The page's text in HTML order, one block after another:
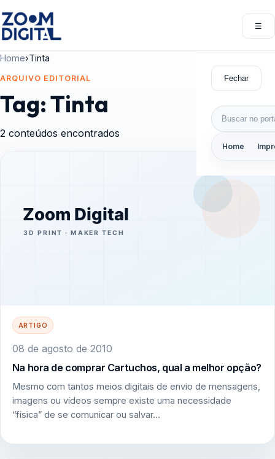
☰
Fechar
Buscar por:
Home
Home›Tinta
ARQUIVO EDITORIAL
Tag:Tinta
2 conteúdos encontrados
ARTIGO
08 de agosto de 2010
Na hora de comprar Cartuchos, qual a melhor opção?
Mesmo com tantos meios digitais de envio de mensagens,
imagens ou vídeos sempre existe uma necessidade
“física” de se comunicar ou salvar…